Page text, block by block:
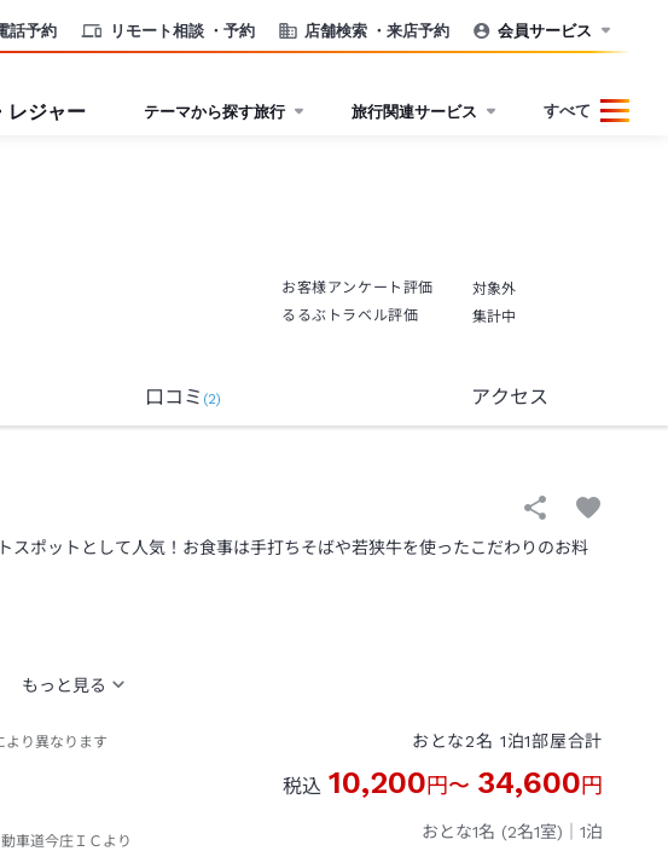
話予約 リモート相談 ・予約 店舗検索 ・来店予約 会員サービス
レジャー テーマから探す旅行 旅行関連サービス すべて
お客様アンケート評価
対象外
るるぶトラベル評価
集計中
口コミ (2) アクセス
ポットとして人気！お食事は手打ちそばや若狭牛を使ったこだわりのお料
り異なります
車道今庄ＩＣより
おとな2名 1泊1部屋合計
税込 10,200円〜 34,600円
おとな1名 (2名1室)｜ 1泊